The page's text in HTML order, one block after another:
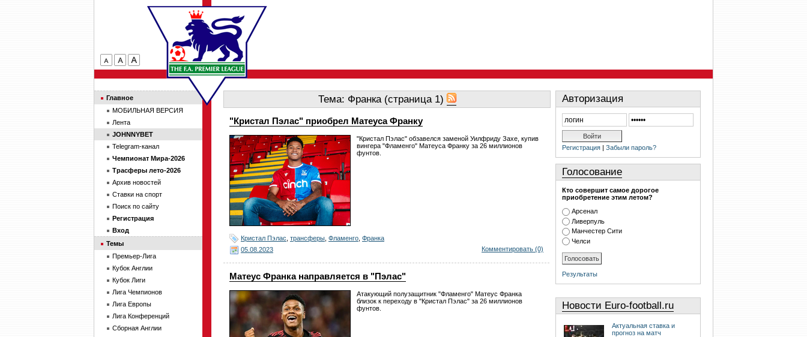
Тема: Франка (страница 1)
"Кристал Пэлас" приобрел Матеуса Франку
"Кристал Пэлас" обзавелся заменой Уилфриду Захе, купив
вингера "Фламенго" Матеуса Франку за 26 миллионов
фунтов.
Кристал Пэлас трансферы Фламенго Франка
05.08.2023
Комментировать (0)
Матеус Франка направляется в "Пэлас"
Атакующий полузащитник "Фламенго" Матеус Франка
близок к переходу в "Кристал Пэлас" за 26 миллионов
фунтов.
Авторизация
Регистрация | Забыли пароль?
Голосование
Кто совершит самое дорогое
приобретение этим летом?
Арсенал
Ливерпуль
Манчестер Сити
Челси
Результаты
Новости Euro-football.ru
Актуальная ставка и
прогноз на матч
Главное
МОБИЛЬНАЯ ВЕРСИЯ
Лента
JOHNNYBET
Telegram-канал
Чемпионат Мира-2026
Трасферы лето-2026
Архив новостей
Ставки на спорт
Поиск по сайту
Регистрация
Вход
Темы
Премьер-Лига
Кубок Англии
Кубок Лиги
Лига Чемпионов
Лига Европы
Лига Конференций
Сборная Англии